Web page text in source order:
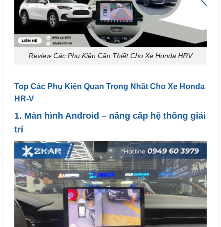
Review Các Phụ Kiện Cần Thiết Cho Xe Honda HRV
Top Các Phụ Kiện Quan Trọng Nhất Cho Xe Honda
HR-V
1. Màn hình Android – nâng cấp hệ thống giải
trí